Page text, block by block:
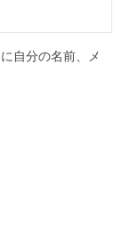
自分の名前、メ